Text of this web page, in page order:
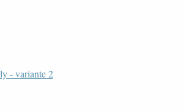
- variante 2